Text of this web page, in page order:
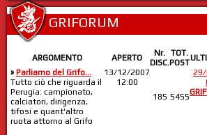
GRIFORUM
ARGOMENTO APERTO
Nr.
DISC.
TOT.
POST
» Parliamo del Grifo...
Tutto ciò che riguarda il
Perugia: campionato,
calciatori, dirigenza,
tifosi e quant'altro
ruota attorno al Grifo
13/12/2007
12:00
185 5455